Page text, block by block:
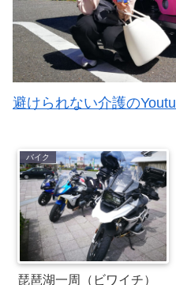
避けられない介護の
バイク
琵琶湖一周（ビワイチ）